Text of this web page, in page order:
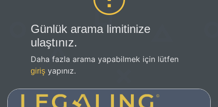
Günlük arama limitinize
ulaştınız.
Daha fazla arama yapabilmek için lütfen
giriş yapınız.